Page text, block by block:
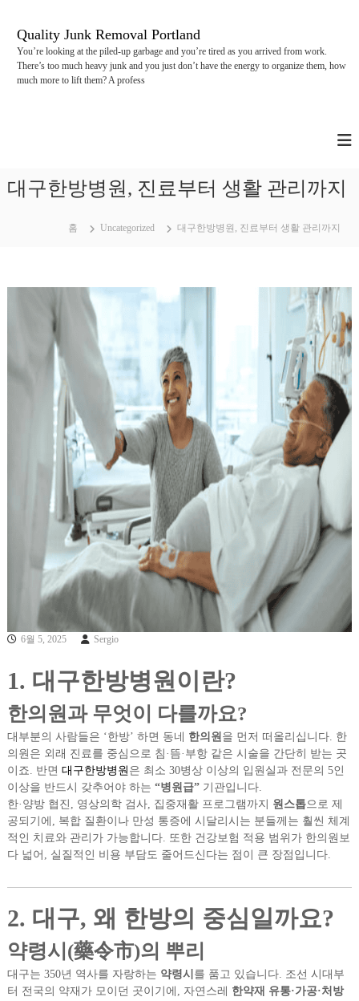
Quality Junk Removal Portland
You’re looking at the piled-up garbage and you’re tired as you arrived from work.
There’s too much heavy junk and you just don’t have the energy to organize them, how
much more to lift them? A profess
대구한방병원, 진료부터 생활 관리까지
홈 Uncategorized 대구한방병원, 진료부터 생활 관리까지
6월 5, 2025 Sergio
1. 대구한방병원이란?
한의원과 무엇이 다를까요?
대부분의 사람들은 ‘한방’ 하면 동네 한의원 을 먼저 떠올리십니다. 한
의원은 외래 진료를 중심으로 침·뜸·부항 같은 시술을 간단히 받는 곳
이죠. 반면 대구한방병원 은 최소 30병상 이상의 입원실과 전문의 5인
이상을 반드시 갖추어야 하는 “병원급”기관입니다.
한·양방 협진, 영상의학 검사, 집중재활 프로그램까지 원스톱으로 제
공되기에, 복합 질환이나 만성 통증에 시달리시는 분들께는 훨씬 체계
적인 치료와 관리가 가능합니다. 또한 건강보험 적용 범위가 한의원보
다 넓어, 실질적인 비용 부담도 줄어드신다는 점이 큰 장점입니다.
2. 대구, 왜 한방의 중심일까요?
약령시(藥令市)의 뿌리
대구는 350년 역사를 자랑하는 약령시 를 품고 있습니다. 조선 시대부
터 전국의 약재가 모이던 곳이기에, 자연스레 한약재 유통·가공·처방